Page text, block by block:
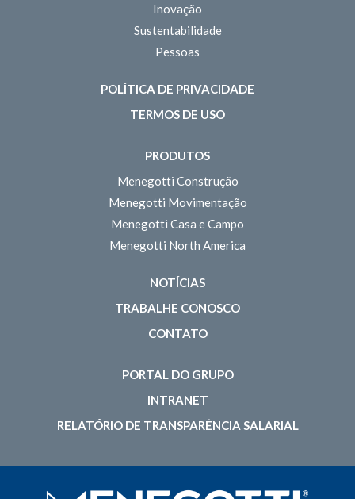
Inovação
Sustentabilidade
Pessoas
POLÍTICA DE PRIVACIDADE
TERMOS DE USO
PRODUTOS
Menegotti Construção
Menegotti Movimentação
Menegotti Casa e Campo
Menegotti North America
NOTÍCIAS
TRABALHE CONOSCO
CONTATO
PORTAL DO GRUPO
INTRANET
RELATÓRIO DE TRANSPARÊNCIA SALARIAL